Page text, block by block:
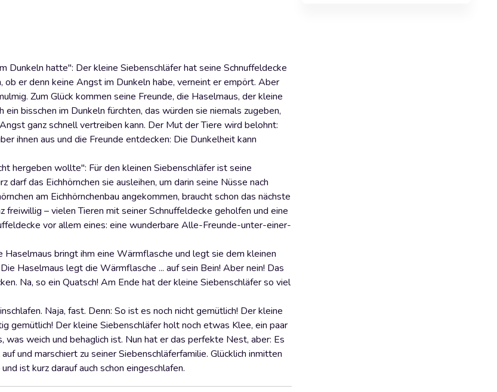
Dunkeln hatte": Der kleine Siebenschläfer hat seine Schnuffeldecke
er denn keine Angst im Dunkeln habe, verneint er empört. Aber
Zum Glück kommen seine Freunde, die Haselmaus, der kleine
bisschen im Dunkeln fürchten, das würden sie niemals zugeben,
ganz schnell vertreiben kann. Der Mut der Tiere wird belohnt:
ihnen aus und die Freunde entdecken: Die Dunkelheit kann
hergeben wollte": Für den kleinen Siebenschläfer ist seine
das Eichhörnchen sie ausleihen, um darin seine Nüsse nach
am Eichhörnchenbau angekommen, braucht schon das nächste
– vielen Tieren mit seiner Schnuffeldecke geholfen und eine
vor allem eines: eine wunderbare Alle-Freunde-unter-einer-
bringt ihm eine Wärmflasche und legt sie dem kleinen
Haselmaus legt die Wärmflasche ... auf sein Bein! Aber nein! Das
Na, so ein Quatsch! Am Ende hat der kleine Siebenschläfer so viel
Naja, fast. Denn: So ist es noch nicht gemütlich! Der kleine
gemütlich! Der kleine Siebenschläfer holt noch etwas Klee, ein paar
weich und behaglich ist. Nun hat er das perfekte Nest, aber: Es
und marschiert zu seiner Siebenschläferfamilie. Glücklich inmitten
ist kurz darauf auch schon eingeschlafen.